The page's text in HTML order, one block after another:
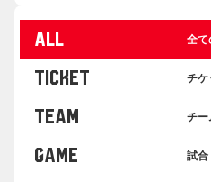
ALL 全て
TICKET チケ
TEAM チー
GAME 試合